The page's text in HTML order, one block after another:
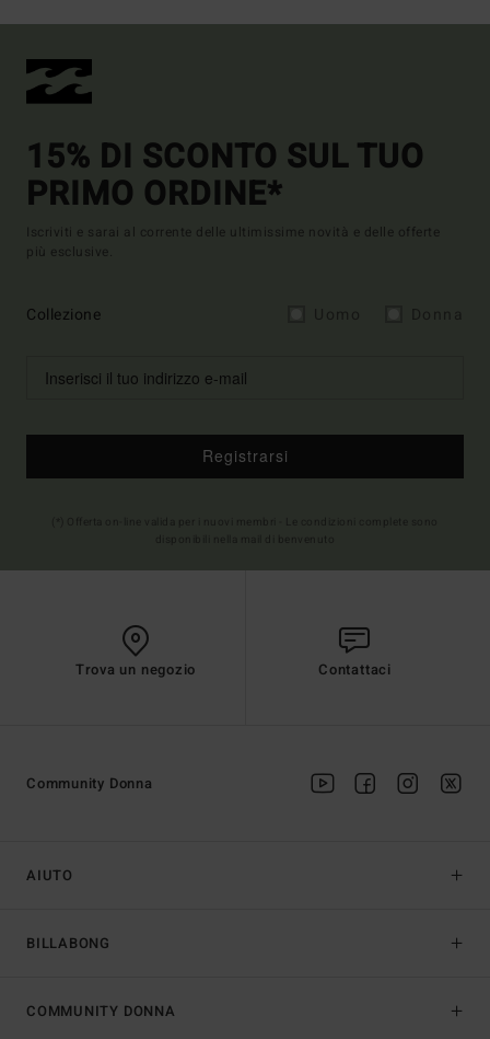
15% DI SCONTO SUL TUO
PRIMO ORDINE*
Iscriviti e sarai al corrente delle ultimissime novità e delle offerte
più esclusive.
Collezione
Registrarsi
Trova un negozio Contattaci
AIUTO
BILLABONG
Community Donna
COMMUNITY DONNA